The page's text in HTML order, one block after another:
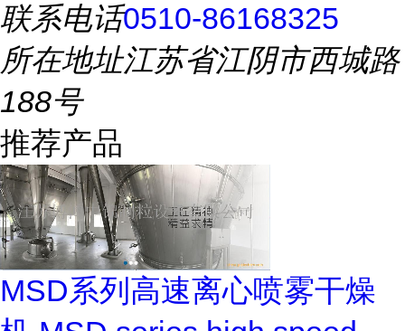
联系电话0510-86168325
所在地址江苏省江阴市西城路
188号
推荐产品
MSD系列高速离心喷雾干燥